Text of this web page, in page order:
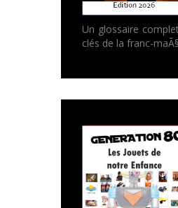
Un glossaire
clés de la franc-